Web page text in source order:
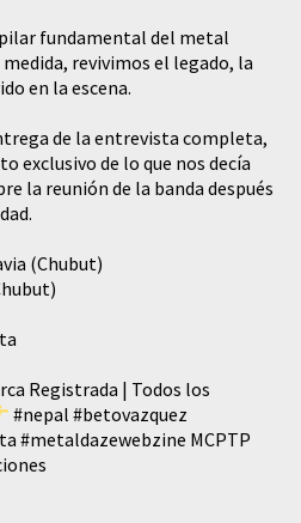
fundamental del metal
revivimos el legado, la
en la escena.
de la entrevista completa,
exclusivo de lo que nos decía
la reunión de la banda después
(Chubut)
Registrada | Todos los
#nepal #betovazquez
#metaldazewebzine MCPTP